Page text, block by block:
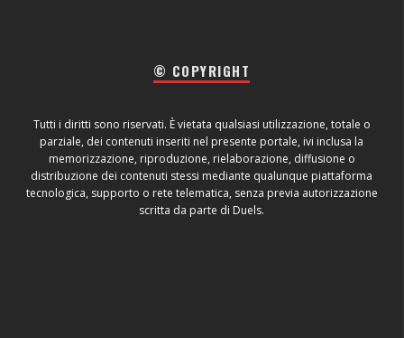
© COPYRIGHT
Tutti i diritti sono riservati. È vietata qualsiasi utilizzazione, totale o
parziale, dei contenuti inseriti nel presente portale, ivi inclusa la
memorizzazione, riproduzione, rielaborazione, diffusione o
distribuzione dei contenuti stessi mediante qualunque piattaforma
tecnologica, supporto o rete telematica, senza previa autorizzazione
scritta da parte di Duels.